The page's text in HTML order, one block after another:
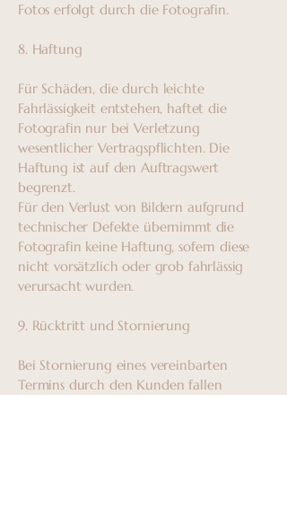
Fotos erfolgt durch die Fotografin.
8. Haftung
Für Schäden, die durch leichte
Fahrlässigkeit entstehen, haftet die
Fotografin nur bei Verletzung
wesentlicher Vertragspflichten. Die
Haftung ist auf den Auftragswert
begrenzt.
Für den Verlust von Bildern aufgrund
technischer Defekte übernimmt die
Fotografin keine Haftung, sofern diese
nicht vorsätzlich oder grob fahrlässig
verursacht wurden.
9. Rücktritt und Stornierung
Bei Stornierung eines vereinbarten
Termins durch den Kunden fallen